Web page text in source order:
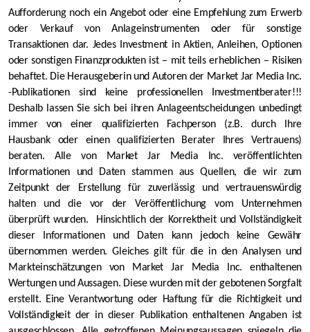
Aufforderung noch ein Angebot oder eine Empfehlung zum Erwerb
oder Verkauf von Anlageinstrumenten oder für sonstige
Transaktionen dar. Jedes Investment in Aktien, Anleihen, Optionen
oder sonstigen Finanzprodukten ist – mit teils erheblichen – Risiken
behaftet. Die Herausgeberin und Autoren der Market Jar Media Inc.
-Publikationen sind keine professionellen Investmentberater!!!
Deshalb lassen Sie sich bei ihren Anlageentscheidungen unbedingt
immer von einer qualifizierten Fachperson (z.B. durch Ihre
Hausbank oder einen qualifizierten Berater Ihres Vertrauens)
beraten. Alle von Market Jar Media Inc. veröffentlichten
Informationen und Daten stammen aus Quellen, die wir zum
Zeitpunkt der Erstellung für zuverlässig und vertrauenswürdig
halten und die vor der Veröffentlichung vom Unternehmen
überprüft wurden. Hinsichtlich der Korrektheit und Vollständigkeit
dieser Informationen und Daten kann jedoch keine Gewähr
übernommen werden. Gleiches gilt für die in den Analysen und
Markteinschätzungen von Market Jar Media Inc. enthaltenen
Wertungen und Aussagen. Diese wurden mit der gebotenen Sorgfalt
erstellt. Eine Verantwortung oder Haftung für die Richtigkeit und
Vollständigkeit der in dieser Publikation enthaltenen Angaben ist